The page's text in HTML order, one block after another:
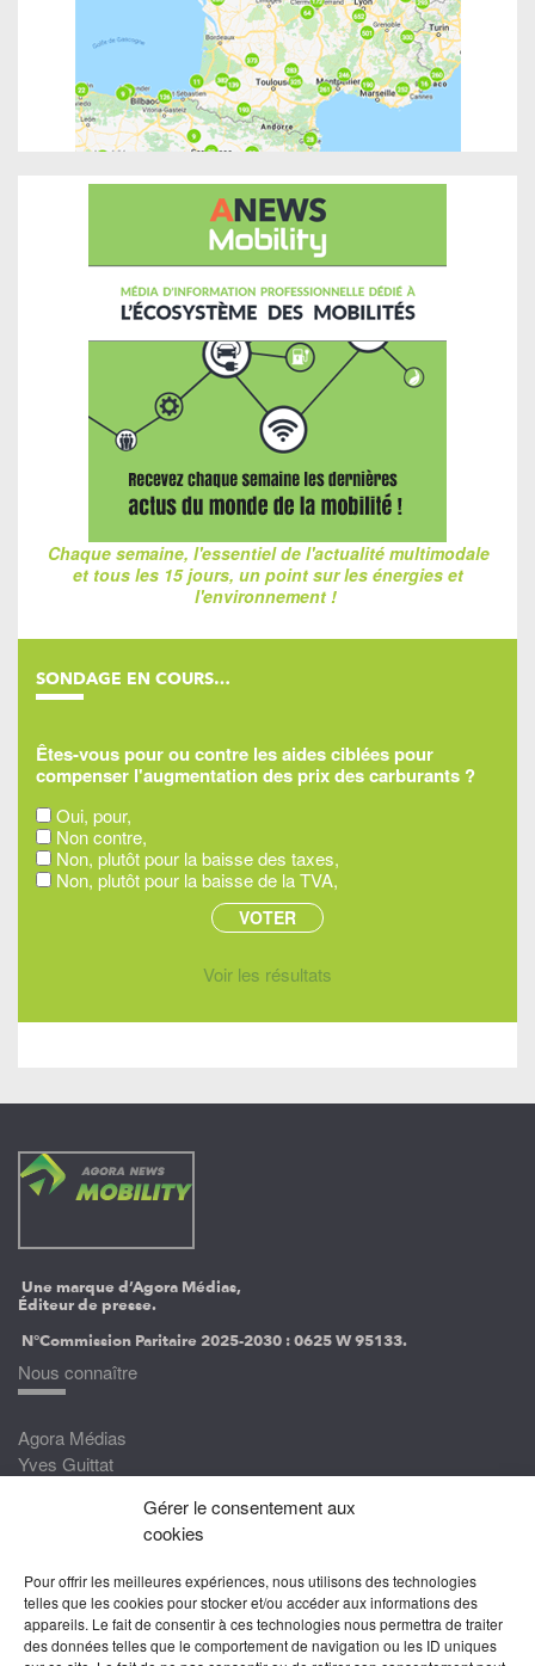
Gérer le consentement aux
cookies
Pour offrir les meilleures expériences, nous utilisons des technologies
telles que les cookies pour stocker et/ou accéder aux informations des
appareils. Le fait de consentir à ces technologies nous permettra de traiter
des données telles que le comportement de navigation ou les ID uniques
Chaque semaine, l'essentiel de l'actualité multimodale
et tous les 15 jours, un point sur les énergies et
l'environnement !
SONDAGE EN COURS…
Êtes-vous pour ou contre les aides ciblées pour
compenser l'augmentation des prix des carburants ?
Oui, pour,
Non contre,
Non, plutôt pour la baisse des taxes,
Non, plutôt pour la baisse de la TVA,
Voir les résultats
Une marque d’Agora Médias,
Éditeur de presse.
N°Commission Paritaire 2025-2030 :0625 W 95133.
Nous connaître
Agora Médias
Yves Guittat
Devenez correspondant
Rejoignez nos experts
Devenez Partenaire